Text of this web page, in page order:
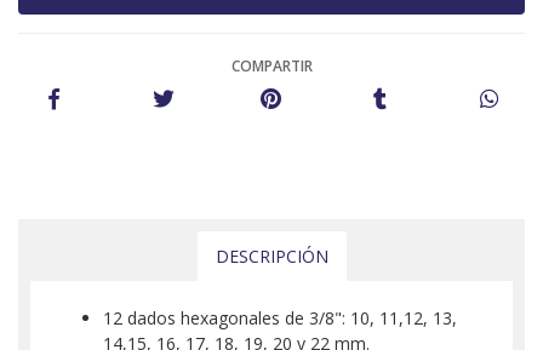
COMPARTIR
DESCRIPCIÓN
12 dados hexagonales de 3/8": 10, 11,12, 13,
14,15, 16, 17, 18, 19, 20 y 22 mm.